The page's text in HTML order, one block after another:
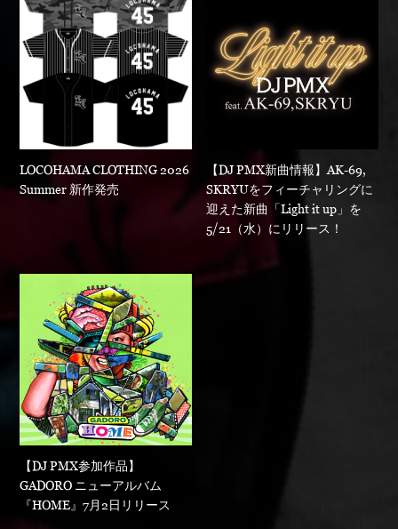
LOCOHAMA CLOTHING 2026
Summer 新作発売
【DJ PMX新曲情報】AK-69,
SKRYUをフィーチャリングに
迎えた新曲「Light it up」を
5/21（水）にリリース！
【DJ PMX参加作品】
GADORO ニューアルバム
『HOME』7月2日リリース